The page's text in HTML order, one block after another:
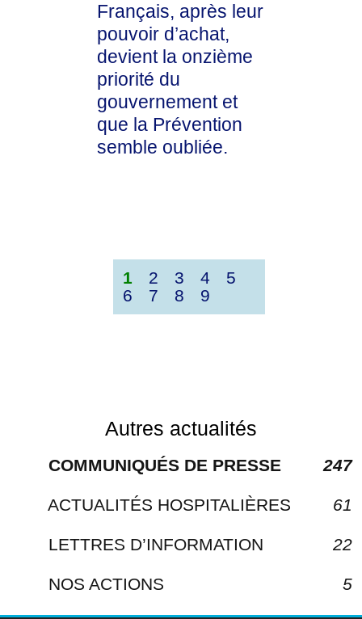
Français, après leur
pouvoir d’achat,
devient la onzième
priorité du
gouvernement et
que la Prévention
semble oubliée.
1 2 3 4
5
6
7 8 9
Autres actualités
COMMUNIQUÉS DE PRESSE 247
ACTUALITÉS HOSPITALIÈRES 61
LETTRES D’INFORMATION 22
NOS ACTIONS 5